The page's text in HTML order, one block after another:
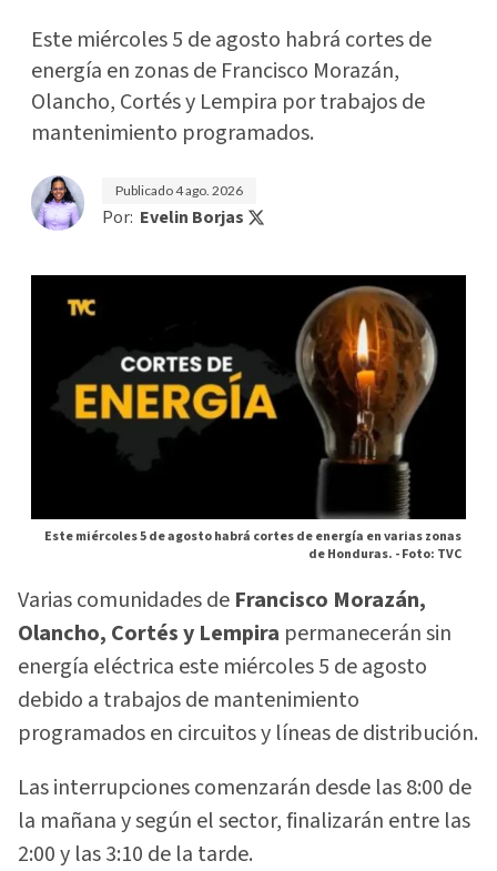
Este miércoles 5 de agosto habrá cortes de
energía en zonas de Francisco Morazán,
Olancho, Cortés y Lempira por trabajos de
mantenimiento programados.
Publicado4 ago. 2026
Por: Evelin Borjas
Este miércoles 5 de agosto habrá cortes de energía en varias zonas
de Honduras. -Foto: TVC
Varias comunidades de Francisco Morazán,
Olancho, Cortés y Lempira permanecerán sin
energía eléctrica este miércoles 5 de agosto
debido a trabajos de mantenimiento
programados en circuitos y líneas de distribución.
Las interrupciones comenzarán desde las 8:00 de
la mañana y según el sector, finalizarán entre las
2:00 y las 3:10 de la tarde.